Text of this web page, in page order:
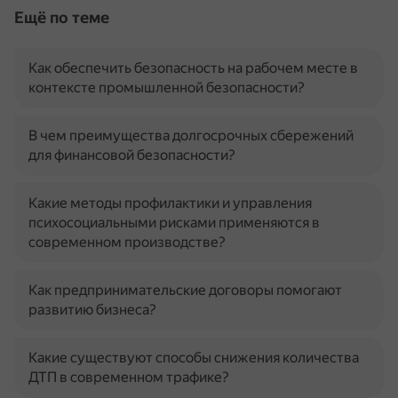
Ещё по теме
Как обеспечить безопасность на рабочем месте в
контексте промышленной безопасности?
В чем преимущества долгосрочных сбережений
для финансовой безопасности?
Какие методы профилактики и управления
психосоциальными рисками применяются в
современном производстве?
Как предпринимательские договоры помогают
развитию бизнеса?
Какие существуют способы снижения количества
ДТП в современном трафике?